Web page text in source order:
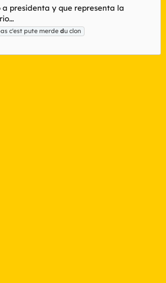
presidenta y que representa la
c'est pute merde du clon